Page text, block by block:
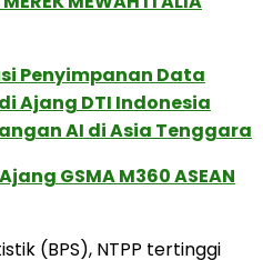
Penyimpanan Data
Ajang DTI Indonesia
AI di Asia Tenggara
GSMA M360 ASEAN
(BPS), NTPP tertinggi